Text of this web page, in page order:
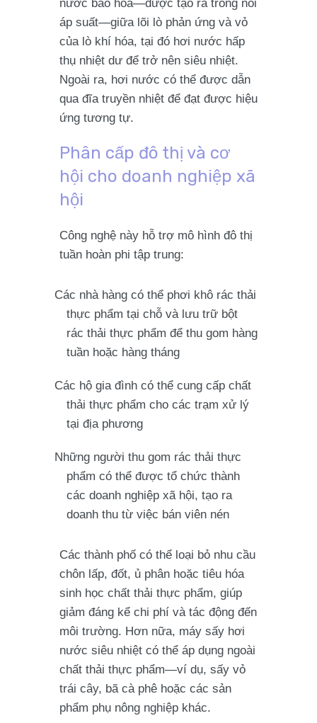
nước bão hòa—được tạo ra trong nồi
áp suất—giữa lõi lò phản ứng và vỏ
của lò khí hóa, tại đó hơi nước hấp
thụ nhiệt dư để trở nên siêu nhiệt.
Ngoài ra, hơi nước có thể được dẫn
qua đĩa truyền nhiệt để đạt được hiệu
ứng tương tự.
Phân cấp đô thị và cơ
hội cho doanh nghiệp xã
hội
Công nghệ này hỗ trợ mô hình đô thị
tuần hoàn phi tập trung:
Các nhà hàng có thể phơi khô rác thải
thực phẩm tại chỗ và lưu trữ bột
rác thải thực phẩm để thu gom hàng
tuần hoặc hàng tháng
Các hộ gia đình có thể cung cấp chất
thải thực phẩm cho các trạm xử lý
tại địa phương
Những người thu gom rác thải thực
phẩm có thể được tổ chức thành
các doanh nghiệp xã hội, tạo ra
doanh thu từ việc bán viên nén
Các thành phố có thể loại bỏ nhu cầu
chôn lấp, đốt, ủ phân hoặc tiêu hóa
sinh học chất thải thực phẩm, giúp
giảm đáng kể chi phí và tác động đến
môi trường. Hơn nữa, máy sấy hơi
nước siêu nhiệt có thể áp dụng ngoài
chất thải thực phẩm—ví dụ, sấy vỏ
trái cây, bã cà phê hoặc các sản
phẩm phụ nông nghiệp khác.